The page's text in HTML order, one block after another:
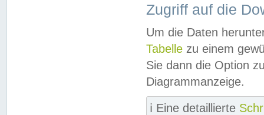
Zugriff auf die
Um die Daten
Tabelle zu einem
Sie dann die Option
Diagrammanzeige.
ℹ️ Eine detaillierte